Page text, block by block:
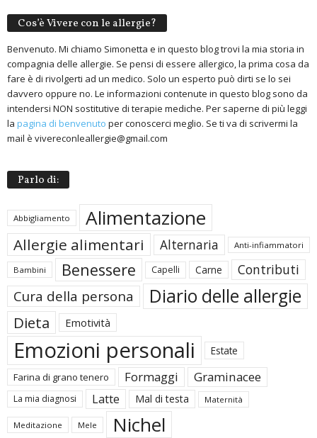
Cos’è Vivere con le allergie?
Benvenuto. Mi chiamo Simonetta e in questo blog trovi la mia storia in
compagnia delle allergie. Se pensi di essere allergico, la prima cosa da
fare è di rivolgerti ad un medico. Solo un esperto può dirti se lo sei
davvero oppure no. Le informazioni contenute in questo blog sono da
intendersi NON sostitutive di terapie mediche. Per saperne di più leggi
la pagina di benvenuto per conoscerci meglio. Se ti va di scrivermi la
mail è vivereconleallergie@gmail.com
Parlo di:
Abbigliamento Alimentazione
Allergie alimentari Alternaria Anti-infiammatori
Bambini Benessere Capelli Carne Contributi
Cura della persona Diario delle allergie
Dieta Emotività
Emozioni personali Estate
Farina di grano tenero Formaggi Graminacee
La mia diagnosi Latte Mal di testa Maternità
Meditazione Mele Nichel